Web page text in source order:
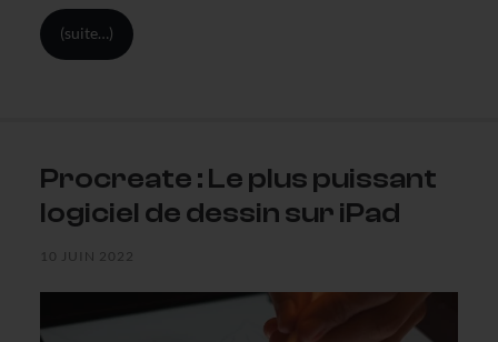
(suite…)
Procreate : Le plus puissant
logiciel de dessin sur iPad
10 JUIN 2022